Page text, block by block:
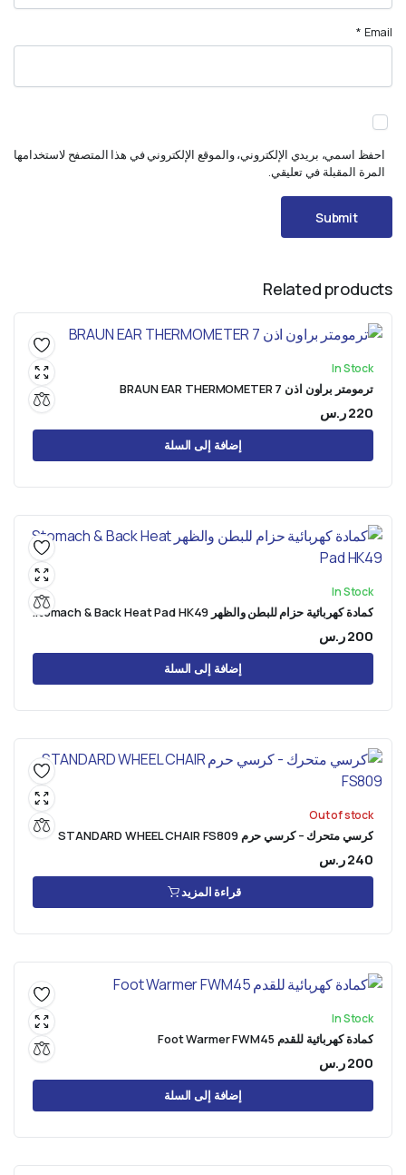
Email
*
احفظ اسمي، بريدي الإلكتروني، والموقع الإلكتروني في هذا المتصفح لاستخدامها
المرة المقبلة في تعليقي.
Related products
In Stock
ترمومتر براون اذن BRAUN EAR THERMOMETER 7
220ر.س
إضافة إلى السلة
In Stock
كمادة كهربائية حزام للبطن والظهر Stomach & Back Heat Pad HK49
200ر.س
إضافة إلى السلة
Out of stock
كرسي متحرك – كرسي حرم STANDARD WHEEL CHAIR FS809
240ر.س
قراءة المزيد
In Stock
كمادة كهربائية للقدم Foot Warmer FWM45
200ر.س
إضافة إلى السلة